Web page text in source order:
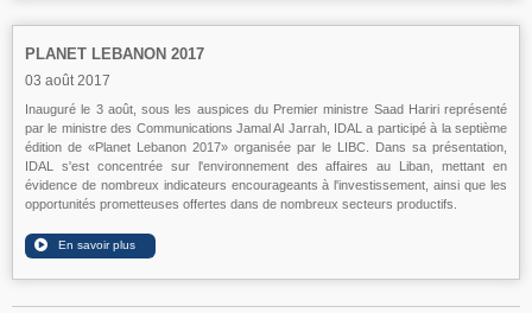
PLANET LEBANON 2017
03 août 2017
Inauguré le 3 août, sous les auspices du Premier ministre Saad Hariri représenté
par le ministre des Communications Jamal Al Jarrah, IDAL a participé à la septième
édition de «Planet Lebanon 2017» organisée par le LIBC. Dans sa présentation,
IDAL s'est concentrée sur l'environnement des affaires au Liban, mettant en
évidence de nombreux indicateurs encourageants à l'investissement, ainsi que les
opportunités prometteuses offertes dans de nombreux secteurs productifs.